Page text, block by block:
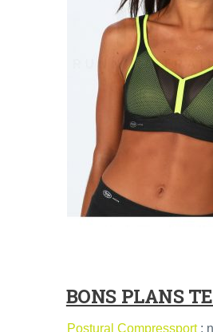
BONS PLANS
Postural Compressport: